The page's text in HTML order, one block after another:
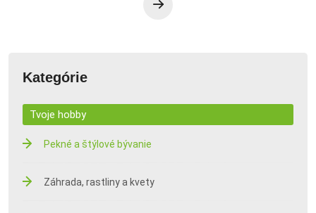
Kategórie
Tvoje hobby
Pekné a štýlové bývanie
Záhrada, rastliny a kvety